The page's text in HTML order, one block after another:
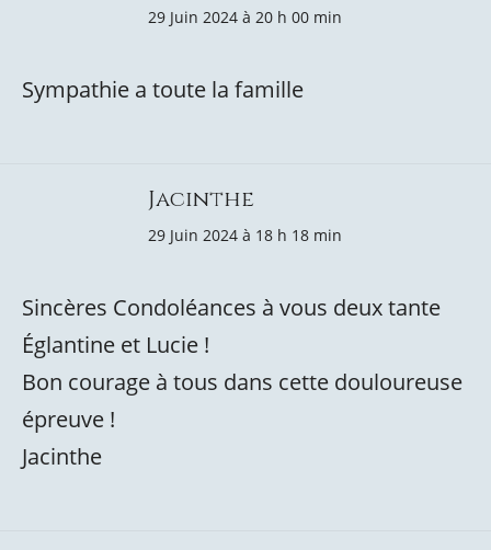
29 Juin 2024 à 20 h 00 min
Sympathie a toute la famille
Jacinthe
29 Juin 2024 à 18 h 18 min
Sincères Condoléances à vous deux tante
Églantine et Lucie !
Bon courage à tous dans cette douloureuse
épreuve !
Jacinthe